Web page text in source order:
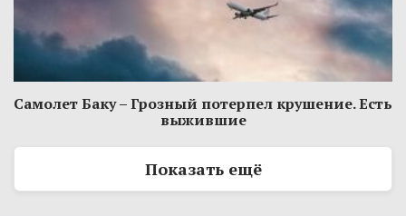
Самолет Баку – Грозный потерпел крушение. Есть
выжившие
Показать ещё